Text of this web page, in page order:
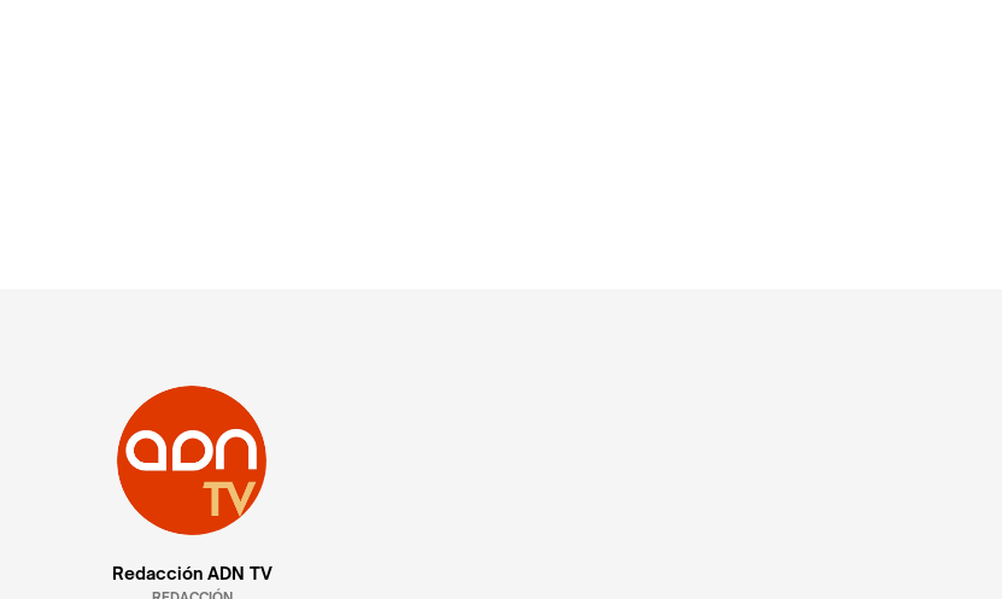
Redacción ADN TV